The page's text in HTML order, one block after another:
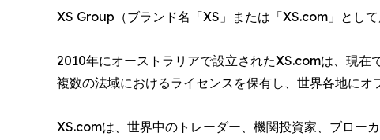
XS Group（ブランド名「XS」または「XS.com」とし
2010年にオーストラリアで設立されたXS.comは、現在
複数の法域におけるライセンスを保有し、世界各地にオ
XS.comは、世界中のトレーダー、機関投資家、ブロー